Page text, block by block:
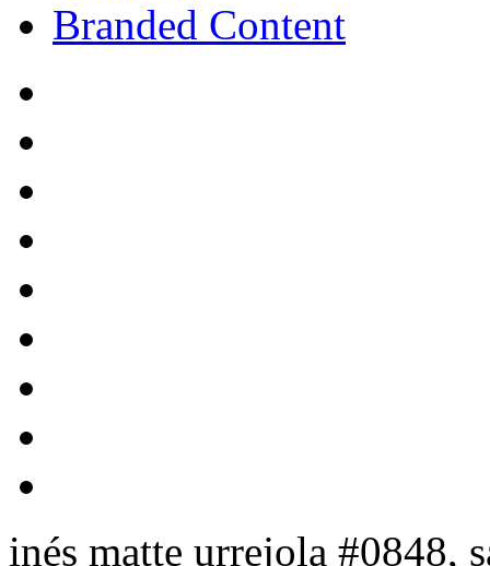
Branded Content
inés matte urrejola #0848,